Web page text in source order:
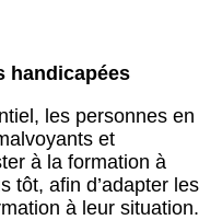
handicapées
les personnes en
et
à la formation à
tôt, afin d’adapter les
à leur situation.